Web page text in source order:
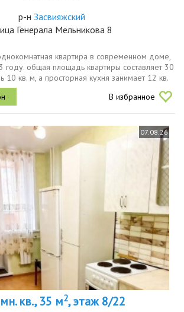
р-н Засвияжский
Генерала Мельникова 8
квартира в современном доме,
году. общая площадь квартиры составляет 30
10 кв. м, а просторная кухня занимает 12 кв.
на 2 этаже 11этажного блочного дома...
В избранное
07.08.26
кв., 35 м2, этаж 8/22